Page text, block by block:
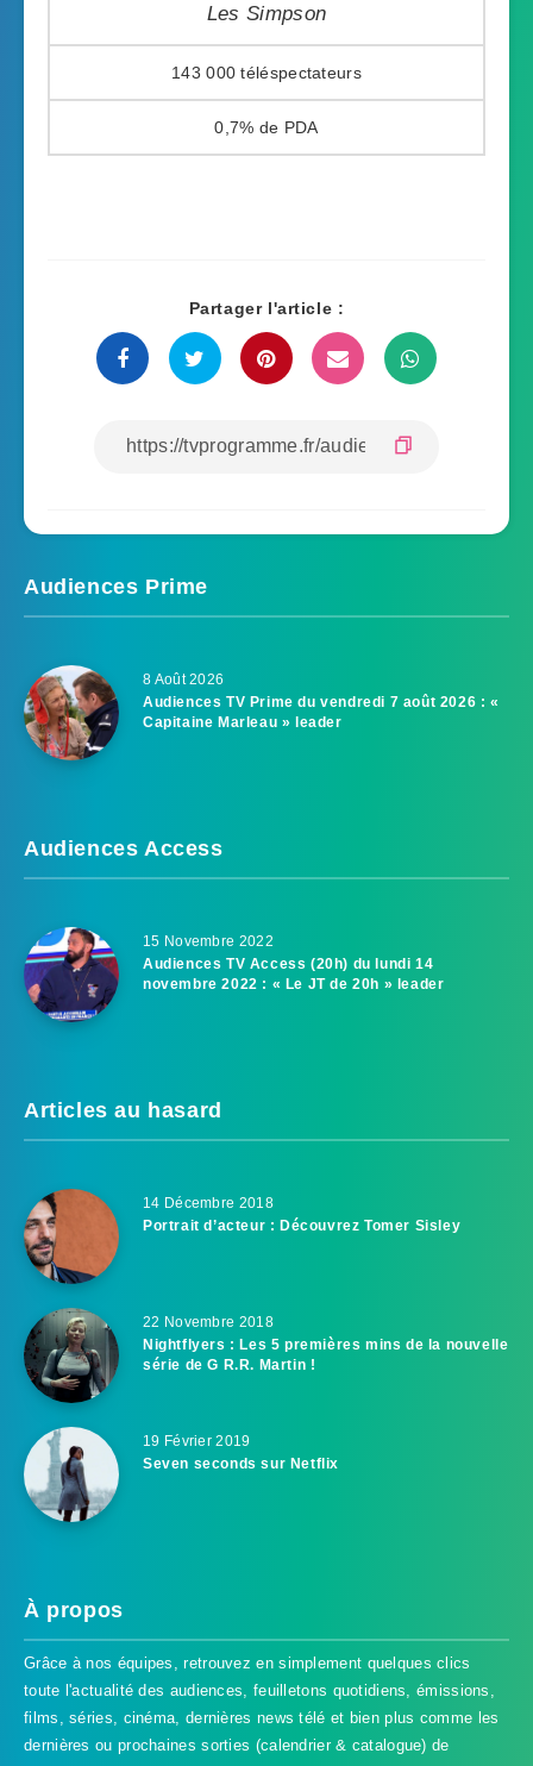
Les Simpson
143 000
0,7%
Partager l'article :
Audiences Prime
8 Août 2026
Audiences TV Prime du vendredi 7 août 2026 : «
Capitaine Marleau » leader
Audiences Access
15 Novembre 2022
Audiences TV Access (20h) du lundi 14
novembre 2022 : « Le JT de 20h » leader
Articles au hasard
14 Décembre 2018
Portrait d’acteur : Découvrez Tomer Sisley
22 Novembre 2018
Nightflyers : Les 5 premières mins de la nouvelle
série de G R.R. Martin !
19 Février 2019
Seven seconds sur Netflix
À propos
Grâce à nos équipes, retrouvez en simplement quelques clics
toute l'actualité des audiences, feuilletons quotidiens, émissions,
films, séries, cinéma, dernières news télé et bien plus comme les
dernières ou prochaines sorties (calendrier & catalogue) de